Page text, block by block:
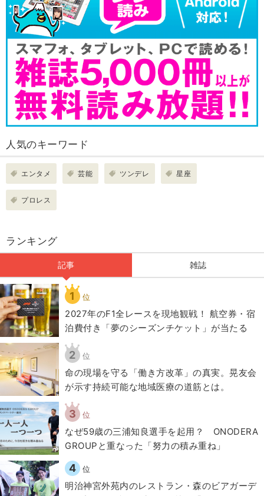
人気のキーワード
エンタメ 芸能 ツンデレ 星座
プロレス
ランキング
記事 雑誌
1 位
2027年のF1全レースを現地観戦！ 航空券・宿
泊費付き「夢のシーズンチケット」が当たる
2 位
​命の現場を守る「働き方改革」の真実。晃友会
が示す持続可能な地域医療の道筋とは。
3 位
なぜ59歳の三浦知良選手を起用？ ONODERA
GROUPと重なった「努力の積み重ね」
4 位
明治神宮外苑内のレストラン・森のビアガーデ